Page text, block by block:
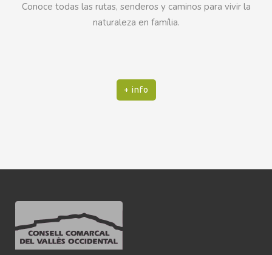
Conoce todas las rutas, senderos y caminos para vivir la
naturaleza en família.
+ info